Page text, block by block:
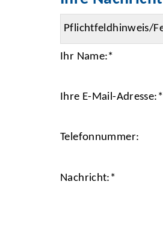
Ihr Name:*
Ihre E-Mail-Adresse: *
Telefonnummer:
Nachricht: *